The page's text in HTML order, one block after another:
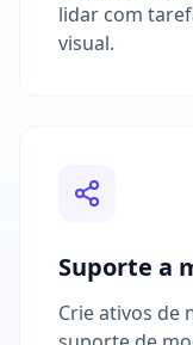
lidar com
visual.
Suporte a
Crie ativos de